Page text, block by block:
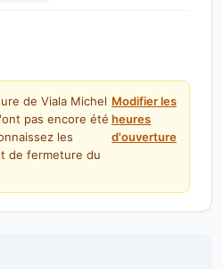
de Viala Michel
pas encore été
les
de fermeture du
Modifier les
heures
d'ouverture